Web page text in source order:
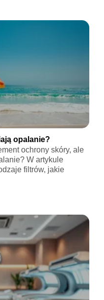
opalanie?
ochrony skóry, ale
W artykule
filtrów, jakie